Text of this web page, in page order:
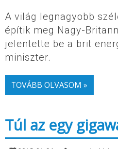
A világ legnagyobb
építik meg Nagy-
jelentette be a brit
miniszter.
TOVÁBB OLVASOM »
Túl az egy